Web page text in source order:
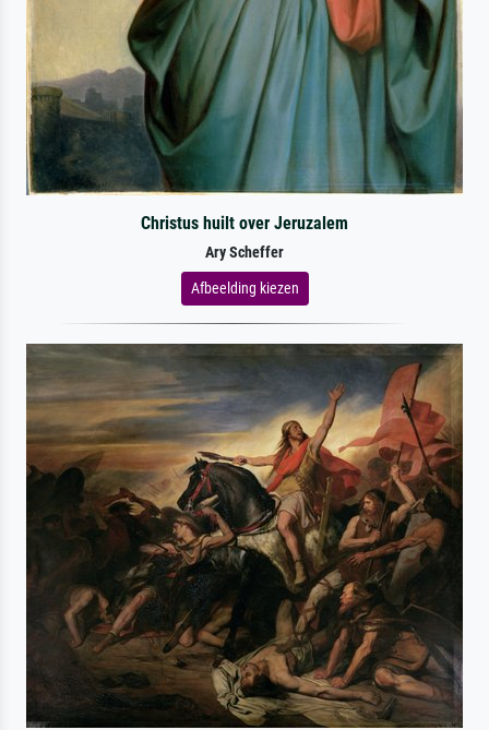
Christus huilt over Jeruzalem
Ary Scheffer
Afbeelding kiezen